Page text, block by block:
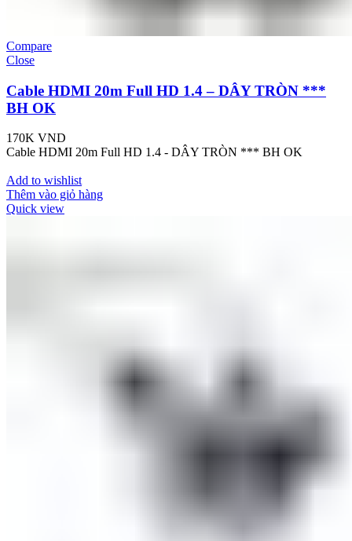
Compare
Close
Cable HDMI 20m Full HD 1.4 – DÂY TRÒN ***
BH OK
170K VND
Cable HDMI 20m Full HD 1.4 - DÂY TRÒN *** BH OK
Add to wishlist
Thêm vào giỏ hàng
Quick view